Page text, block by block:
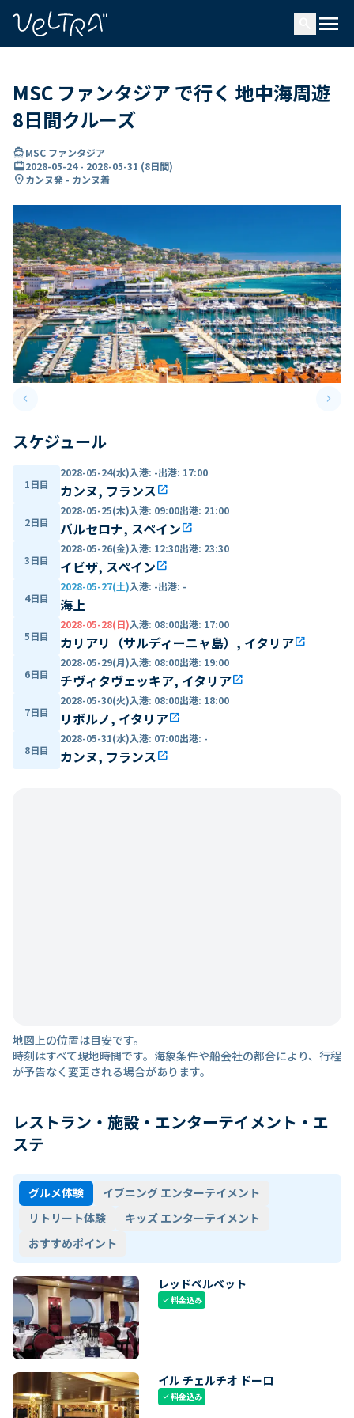
menu
MSC ファンタジア で行く 地中海周遊
8日間クルーズ
directions_boatMSC ファンタジア
card_travel2028-05-24- 2028-05-31 (8日間)
location_onカンヌ発 - カンヌ着
keyboard_arrow_leftPrevious slide keyboard_arrow_right
スケジュール
1日目
2028-05-24(水)入港: -出港: 17:00
カンヌ, フランスopen_in_new
2日目
2028-05-25(木)入港: 09:00出港: 21:00
バルセロナ, スペインopen_in_new
3日目
2028-05-26(金)入港: 12:30出港: 23:30
イビザ, スペインopen_in_new
4日目
2028-05-27(土)入港: -出港: -
海上
5日目
2028-05-28(日)入港: 08:00出港: 17:00
カリアリ（サルディーニャ島）, イタリアopen_in_new
6日目
2028-05-29(月)入港: 08:00出港: 19:00
チヴィタヴェッキア, イタリアopen_in_new
7日目
2028-05-30(火)入港: 08:00出港: 18:00
リボルノ, イタリアopen_in_new
8日目
2028-05-31(水)入港: 07:00出港: -
カンヌ, フランスopen_in_new
地図上の位置は目安です。
時刻はすべて現地時間です。海象条件や船会社の都合により、行程
が予告なく変更される場合があります。
レストラン・施設・エンターテイメント・エ
ステ
グルメ体験
イブニング エンターテイメント
リトリート体験
キッズ エンターテイメント
おすすめポイント
レッドベルベット
check料金込み
イル チェルチオ ドーロ
check料金込み